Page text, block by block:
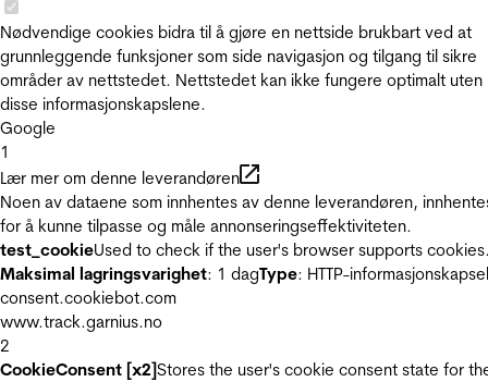
Nødvendige cookies bidra til å gjøre en nettside brukbart ved at
grunnleggende funksjoner som side navigasjon og tilgang til sikre
områder av nettstedet. Nettstedet kan ikke fungere optimalt uten
disse informasjonskapslene.
Google
1
Lær mer om denne leverandøren
Noen av dataene som innhentes av denne leverandøren,
for å kunne tilpasse og måle annonseringseffektiviteten.
test_cookieUsed to check if the user's browser supports
Maksimal lagringsvarighet: 1 dagType: HTTP-informasjonskapsel
consent.cookiebot.com
www.track.garnius.no
2
CookieConsent [x2]Stores the user's cookie consent state for